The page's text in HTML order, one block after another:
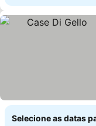
Selecione as datas